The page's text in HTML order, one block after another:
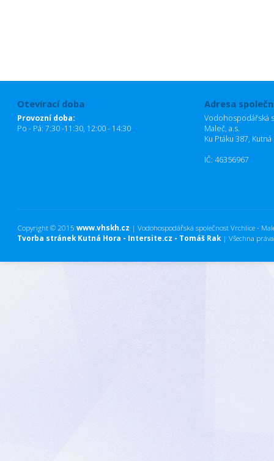
Otevírací doba
Provozní doba:
Po - Pá: 7:30 -11:30, 12:00 - 14:30
Adresa
Vodohospodářská
Maleč, a.s.
Ku Ptáku 387,
IČ: 46356967
Copyright © 2015 www.vhskh.cz | Vodohospodářská společnost Vrchlice -
Tvorba stránek Kutná Hora - Intersite.cz - Tomáš Rak | Všechna